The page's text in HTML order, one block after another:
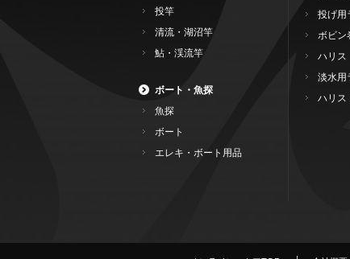
投竿
清流・湖沼竿
鮎・渓流竿
ボート・魚探
魚探
ボート
エレキ・ボート用品
投げ用
ボビン
ハリス
淡水用
ハリス